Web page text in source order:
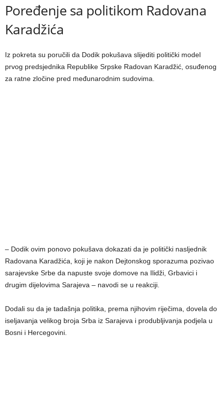
Poređenje sa politikom Radovana
Karadžića
Iz pokreta su poručili da Dodik pokušava slijediti politički model
prvog predsjednika Republike Srpske Radovan Karadžić, osuđenog
za ratne zločine pred međunarodnim sudovima.
– Dodik ovim ponovo pokušava dokazati da je politički nasljednik
Radovana Karadžića, koji je nakon Dejtonskog sporazuma pozivao
sarajevske Srbe da napuste svoje domove na Ilidži, Grbavici i
drugim dijelovima Sarajeva – navodi se u reakciji.
Dodali su da je tadašnja politika, prema njihovim riječima, dovela do
iseljavanja velikog broja Srba iz Sarajeva i produbljivanja podjela u
Bosni i Hercegovini.